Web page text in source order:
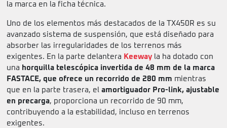
la marca en la ficha técnica.
Uno de los elementos más destacados de la TX450R es su
avanzado sistema de suspensión, que está diseñado para
absorber las irregularidades de los terrenos más
exigentes. En la parte delantera Keeway la ha dotado con
una horquilla telescópica invertida de 48 mm de la marca
FASTACE, que ofrece un recorrido de 280 mm mientras
que en la parte trasera, el amortiguador Pro-link, ajustable
en precarga, proporciona un recorrido de 90 mm,
contribuyendo a la estabilidad, incluso en terrenos
exigentes.